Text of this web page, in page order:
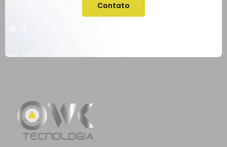
Contato